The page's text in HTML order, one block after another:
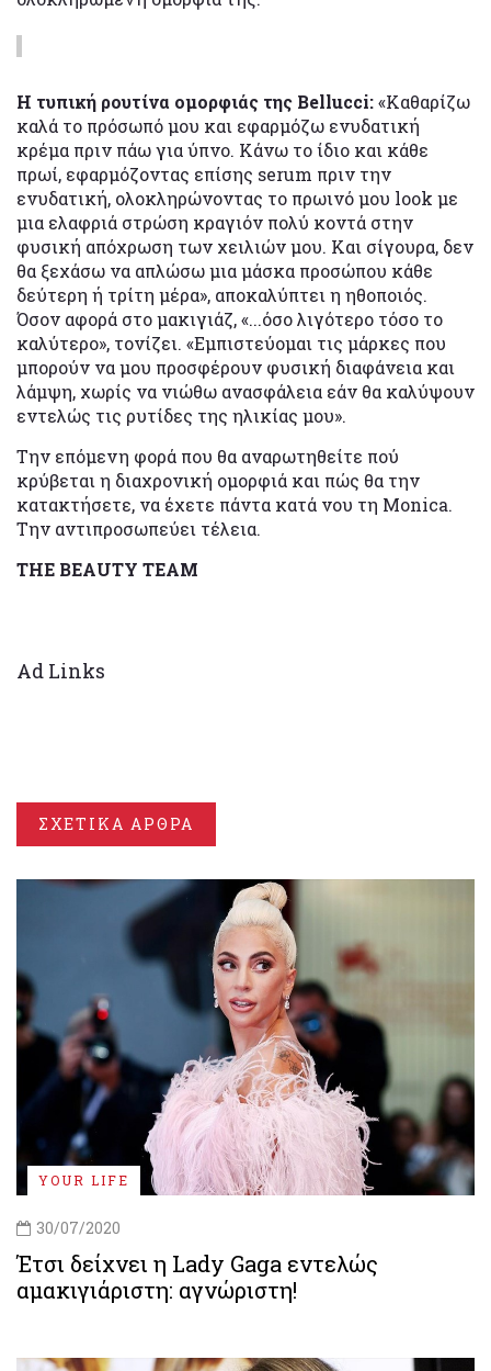
Η τυπική ρουτίνα ομορφιάς της Bellucci:«Καθαρίζω
καλά το πρόσωπό μου και εφαρμόζω ενυδατική
κρέμα πριν πάω για ύπνο. Κάνω το ίδιο και κάθε
πρωί, εφαρμόζοντας επίσης serum πριν την
ενυδατική, ολοκληρώνοντας το πρωινό μου look με
μια ελαφριά στρώση κραγιόν πολύ κοντά στην
φυσική απόχρωση των χειλιών μου. Και σίγουρα, δεν
θα ξεχάσω να απλώσω μια μάσκα προσώπου κάθε
δεύτερη ή τρίτη μέρα», αποκαλύπτει η ηθοποιός.
Όσον αφορά στο μακιγιάζ, «...όσο λιγότερο τόσο το
καλύτερο», τονίζει. «Εμπιστεύομαι τις μάρκες που
μπορούν να μου προσφέρουν φυσική διαφάνεια και
λάμψη, χωρίς να νιώθω ανασφάλεια εάν θα καλύψουν
εντελώς τις ρυτίδες της ηλικίας μου».
Την επόμενη φορά που θα αναρωτηθείτε πού
κρύβεται η διαχρονική ομορφιά και πώς θα την
κατακτήσετε, να έχετε πάντα κατά νου τη Monica.
Την αντιπροσωπεύει τέλεια.
THE BEAUTY TEAM
Ad Links
ΣΧΕΤΙΚΑ ΑΡΘΡΑ
YOUR LIFE
30/07/2020
Έτσι δείχνει η Lady Gaga εντελώς
αμακιγιάριστη: αγνώριστη!